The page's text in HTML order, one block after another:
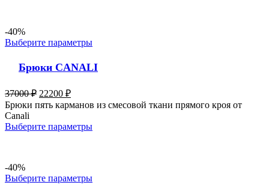
-40%
Выберите параметры
Брюки CANALI
37000₽ 22200 ₽
Брюки пять карманов из смесовой ткани прямого кроя от
Canali
Выберите параметры
-40%
Выберите параметры